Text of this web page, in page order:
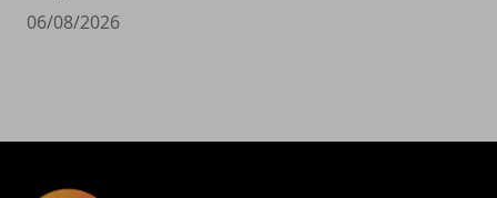
06/08/2026